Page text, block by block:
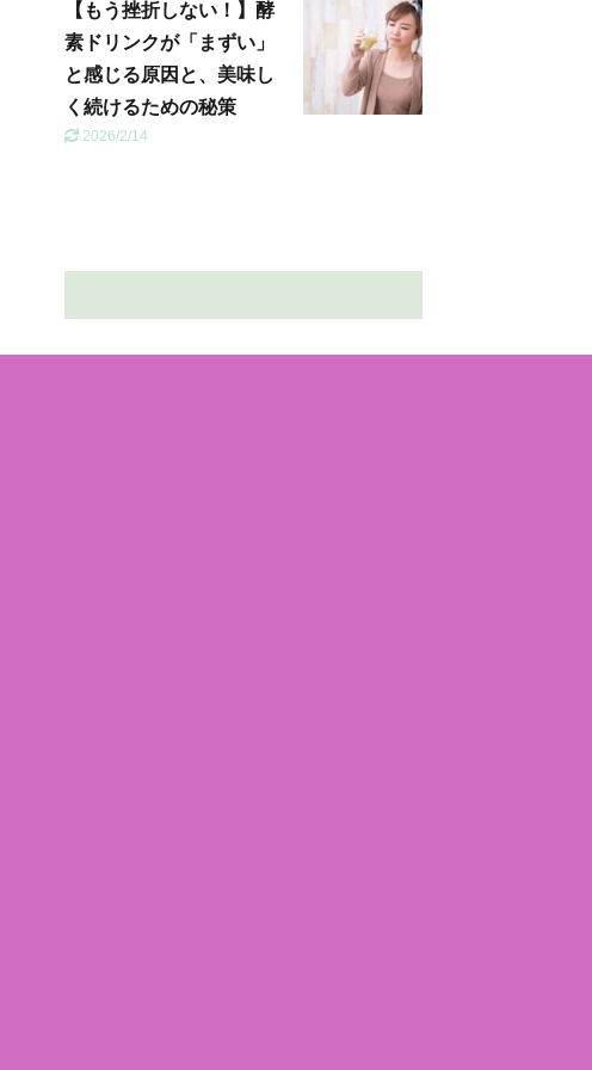
【もう挫折しない！】酵
素ドリンクが「まずい」
と感じる原因と、美味し
く続けるための秘策
2026/2/14